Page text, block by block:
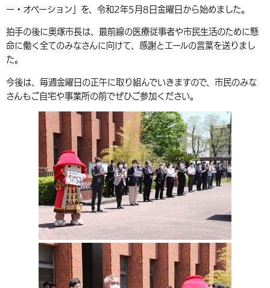
英語（English） 中国語（簡体字）
中国語（繁体字） 韓国語（한국어）
税金 住宅・インフラ
環境・衛生 生涯学習・スポーツ・人権
農林水産業 税金
都市整備
施設情報 子どもを預ける
手当・助成 健康・医療
観光・移住
観光なび スポットを探す
遊ぶ・体験する
買う・おみやげ 四季のイベント・祭り
市政情報
中津市について
地方創生・地域活性化 広報・広聴
ー・オベーション」を、令和2年5月8日金曜日から始めました。
拍手の後に奥塚市長は、最前線の医療従事者や市民生活のために懸
命に働く全てのみなさんに向けて、感謝とエールの言葉を送りまし
た。
今後は、毎週金曜日の正午に取り組んでいきますので、市民のみな
さんもご自宅や事業所の前でぜひご参加ください。